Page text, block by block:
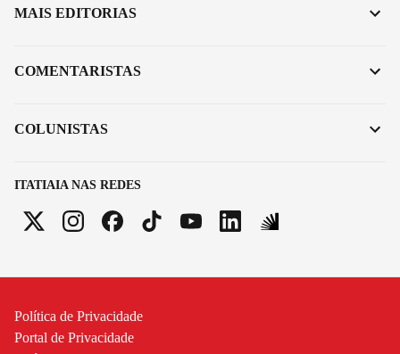
ITATIAIA NAS REDES
MAIS EDITORIAS
COMENTARISTAS
COLUNISTAS
Política de Privacidade
Portal de Privacidade